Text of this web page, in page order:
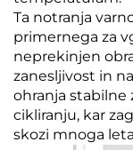
Ta notranja
primernega za
neprekinjen
zanesljivost in
ohranja
cikliranju, kar
skozi mnoga